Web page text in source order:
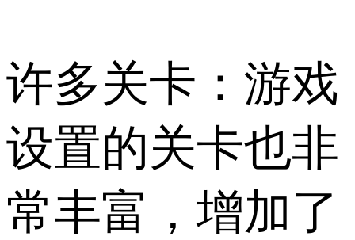
许多关卡：游戏
设置的关卡也非
常丰富，增加了